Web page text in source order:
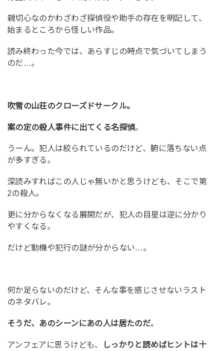
親切心なのかわざわざ探偵役や助手の存在を明記して、
始まるところから怪しい作品。
読み終わった今では、あらすじの時点で気づいてしまう
のだ…。
吹雪の山荘のクローズドサークル。
案の定の殺人事件に出てくる名探偵。
うーん。犯人は絞られているのだけど、腑に落ちない点
が多すぎる。
深読みすればこの人じゃ無いかと思うけども、そこで第
2の殺人。
更に分からなくなる展開だが、犯人の目星は逆に分かり
やすくなる。
だけど動機や犯行の謎が分からない…。
何か足らないのだけど、そんな事を感じさせないラスト
のネタバレ。
そうだ、あのシーンにあの人は居たのだ。
アンフェアに思うけども、
しっかりと読めばヒントは十